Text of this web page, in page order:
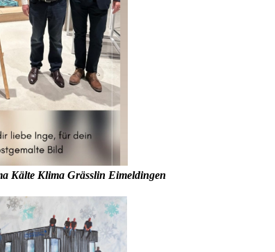
Kälte Klima Grässlin Eimeldingen